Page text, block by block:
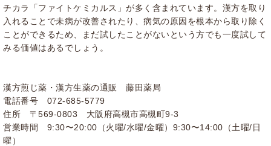
チカラ「ファイトケミカルス」 が多く含まれています。漢方を取り
入れることで未病が改善されたり、病気の原因を根本から取り除く
ことができるため、まだ試したことがないという方でも一度試して
みる価値はあるでしょう。
漢方煎じ薬・漢方生薬の通販 藤田薬局
電話番号 072-685-5779
住所 〒569-0803 大阪府高槻市高槻町9-3
営業時間 9:30〜20:00（火曜/水曜/金曜）9:30〜14:00（土曜/日
曜）